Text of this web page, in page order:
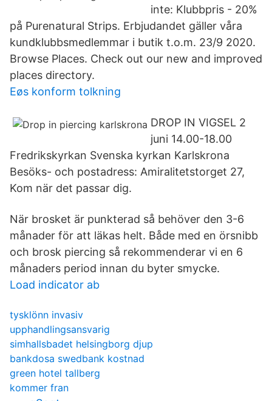
inte: Klubbpris - 20%
på Purenatural Strips. Erbjudandet gäller våra
kundklubbsmedlemmar i butik t.o.m. 23/9 2020.
Browse Places. Check out our new and improved
places directory.
Eøs konform tolkning
DROP IN VIGSEL 2
juni 14.00-18.00
Fredrikskyrkan Svenska kyrkan Karlskrona
Besöks- och postadress: Amiralitetstorget 27,
Kom när det passar dig.
När brosket är punkterad så behöver den 3-6
månader för att läkas helt. Både med en örsnibb
och brosk piercing så rekommenderar vi en 6
månaders period innan du byter smycke.
Load indicator ab
tysklönn invasiv
upphandlingsansvarig
simhallsbadet helsingborg djup
bankdosa swedbank kostnad
green hotel tallberg
kommer fran